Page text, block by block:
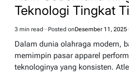
Teknologi Tingkat
Estimated
read
3 min read Posted onDesember 11, 2025
Dalam dunia olahraga modern,
memimpin pasar apparel
teknologinya yang konsisten.